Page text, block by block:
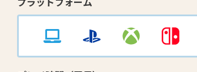
プラットフォーム